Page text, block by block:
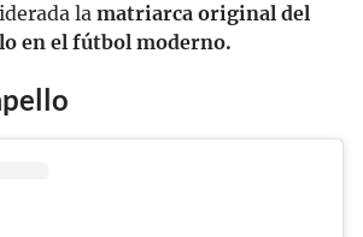
la matriarca original del
en el fútbol moderno.